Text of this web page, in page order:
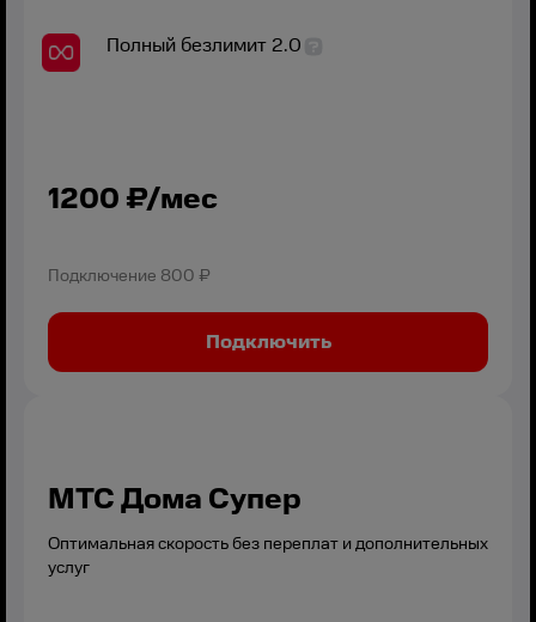
Полный безлимит 2.0
1200 ₽/мес
Подключение 800 ₽
Подключить
МТС Дома Супер
Оптимальная скорость без переплат и дополнительных
услуг